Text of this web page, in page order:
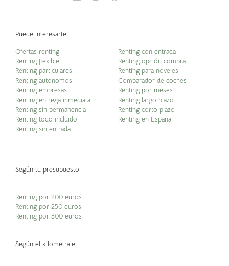
Puede interesarte
Ofertas renting
Renting flexible
Renting particulares
Renting autónomos
Renting empresas
Renting entrega inmediata
Renting sin permanencia
Renting todo incluido
Renting sin entrada
Renting con entrada
Renting opción compra
Renting para noveles
Comparador de coches
Renting por meses
Renting largo plazo
Renting corto plazo
Renting en España
Según tu presupuesto
Renting por 200 euros
Renting por 250 euros
Renting por 300 euros
Según el kilometraje